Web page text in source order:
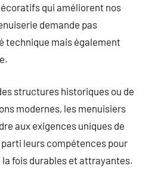
qui améliorent nos
demande pas
technique mais également
structures historiques ou de
modernes, les menuisiers
aux exigences uniques de
leurs compétences pour
fois durables et attrayantes.